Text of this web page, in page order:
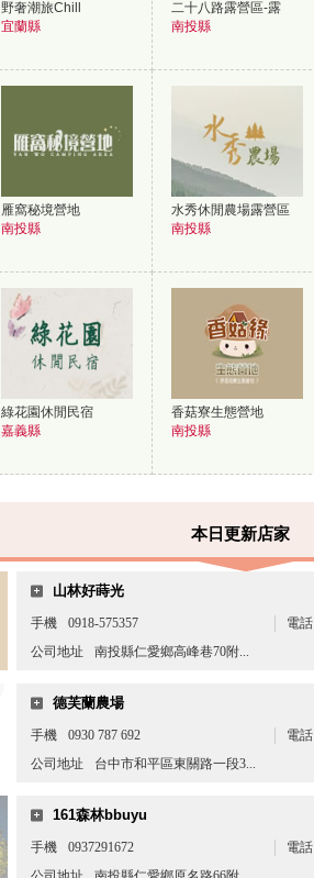
野奢潮旅Chill
宜蘭縣
二十八路露營區-露
南投縣
雁窩秘境營地
南投縣
水秀休閒農場露營區
南投縣
綠花園休閒民宿
嘉義縣
香菇寮生態營地
南投縣
本日更新店家
山林好蒔光
手機 0918-575357 電話
公司地址
南投縣仁愛鄉高峰巷70附...
德芙蘭農場
手機 0930 787 692 電話
公司地址
台中市和平區東關路一段3...
161森林bbuyu
手機 0937291672 電話